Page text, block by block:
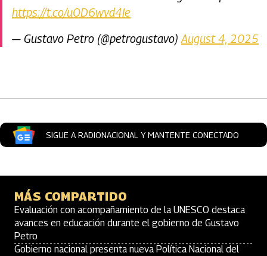
https://t.co/uOD6wvd4Ie
— Gustavo Petro (@petrogustavo)August 4, 2025
SIGUE A RADIONACIONAL Y MANTENTE CONECTADO
MÁS COMPARTIDO
Evaluación con acompañamiento de la UNESCO destaca
avances en educación durante el gobierno de Gustavo
Petro
Gobierno nacional presenta nueva Política Nacional del